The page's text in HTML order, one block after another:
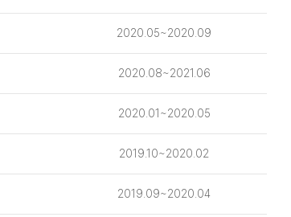
2020.05~2020.09
2020.08~2021.06
2020.01~2020.05
2019.10~2020.02
2019.09~2020.04